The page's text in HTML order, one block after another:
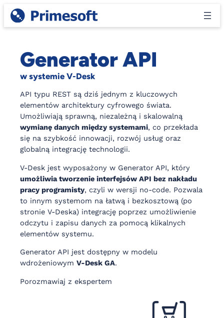
Przejdź
do
treści
Generator API
w systemie V-Desk
API typu REST są dziś jednym z kluczowych
elementów architektury cyfrowego świata.
Umożliwiają sprawną, niezależną i skalowalną
wymianę danych między systemami, co przekłada
się na szybkość innowacji, rozwój usług oraz
globalną integrację technologii.
V-Desk jest wyposażony w Generator API, który
umożliwia tworzenie interfejsów API bez nakładu
pracy programisty, czyli w wersji no-code. Pozwala
to innym systemom na łatwą i bezkosztową (po
stronie V-Deska) integrację poprzez umożliwienie
odczytu i zapisu danych za pomocą klikalnych
elementów systemu.
Generator API jest dostępny w modelu
wdrożeniowym V-Desk GA.
Porozmawiaj z ekspertem